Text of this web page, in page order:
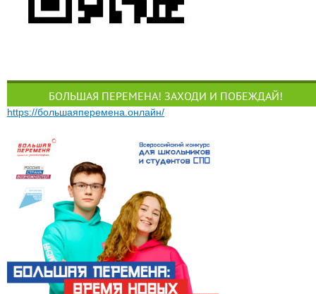
БОЛЬШАЯ ПЕРЕМЕНА! ЗАХОДИ И ПОБЕЖДАЙ!
https://большаяперемена.онлайн/